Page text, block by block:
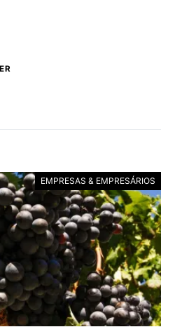
EMPRESAS & EMPRESÁRIOS